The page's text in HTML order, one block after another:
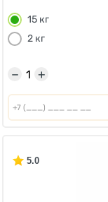
15 кг
2 кг
+
−
5.0